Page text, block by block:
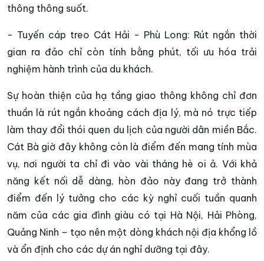
thông thông suốt.
- Tuyến cáp treo Cát Hải - Phù Long: Rút ngắn thời
gian ra đảo chỉ còn tính bằng phút, tối ưu hóa trải
nghiệm hành trình của du khách.
Sự hoàn thiện của hạ tầng giao thông không chỉ đơn
thuần là rút ngắn khoảng cách địa lý, mà nó trực tiếp
làm thay đổi thói quen du lịch của người dân miền Bắc.
Cát Bà giờ đây không còn là điểm đến mang tính mùa
vụ, nơi người ta chỉ đi vào vài tháng hè oi ả. Với khả
năng kết nối dễ dàng, hòn đảo này đang trở thành
điểm đến lý tưởng cho các kỳ nghỉ cuối tuần quanh
năm của các gia đình giàu có tại Hà Nội, Hải Phòng,
Quảng Ninh – tạo nên một dòng khách nội địa khổng lồ
và ổn định cho các dự án nghỉ dưỡng tại đây.